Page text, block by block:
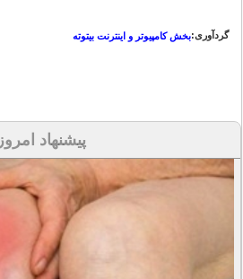
گردآوری:بخش کامپیوتر و اینترنت بیتوته
پیشنهاد امروز